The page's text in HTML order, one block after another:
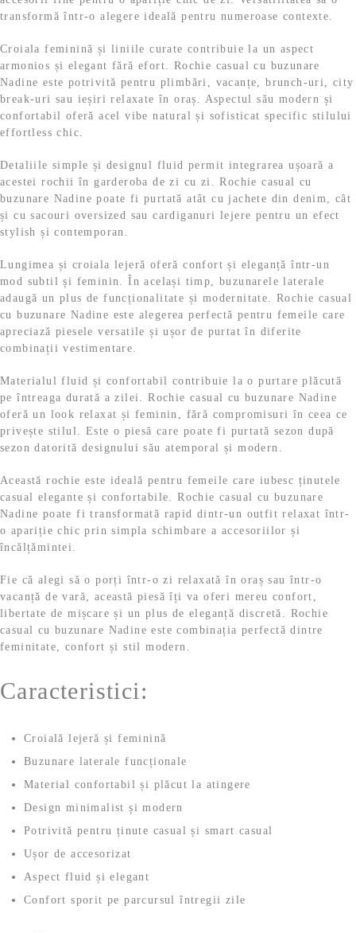
transformă într-o alegere ideală pentru numeroase contexte.
Croiala feminină și liniile curate contribuie la un aspect
armonios și elegant fără efort. Rochie casual cu buzunare
Nadine este potrivită pentru plimbări, vacanțe, brunch-uri, city
break-uri sau ieșiri relaxate în oraș. Aspectul său modern și
confortabil oferă acel vibe natural și sofisticat specific stilului
effortless chic.
Detaliile simple și designul fluid permit integrarea ușoară a
acestei rochii în garderoba de zi cu zi. Rochie casual cu
buzunare Nadine poate fi purtată atât cu jachete din denim, cât
și cu sacouri oversized sau cardiganuri lejere pentru un efect
stylish și contemporan.
Lungimea și croiala lejeră oferă confort și eleganță într-un
mod subtil și feminin. În același timp, buzunarele laterale
adaugă un plus de funcționalitate și modernitate. Rochie casual
cu buzunare Nadine este alegerea perfectă pentru femeile care
apreciază piesele versatile și ușor de purtat în diferite
combinații vestimentare.
Materialul fluid și confortabil contribuie la o purtare plăcută
pe întreaga durată a zilei. Rochie casual cu buzunare Nadine
oferă un look relaxat și feminin, fără compromisuri în ceea ce
privește stilul. Este o piesă care poate fi purtată sezon după
sezon datorită designului său atemporal și modern.
Această rochie este ideală pentru femeile care iubesc ținutele
casual elegante și confortabile. Rochie casual cu buzunare
Nadine poate fi transformată rapid dintr-un outfit relaxat într-
o apariție chic prin simpla schimbare a accesoriilor și
încălțămintei.
Fie că alegi să o porți într-o zi relaxată în oraș sau într-o
vacanță de vară, această piesă îți va oferi mereu confort,
libertate de mișcare și un plus de eleganță discretă. Rochie
casual cu buzunare Nadine este combinația perfectă dintre
feminitate, confort și stil modern.
Caracteristici:
Croială lejeră și feminină
Buzunare laterale funcționale
Material confortabil și plăcut la atingere
Design minimalist și modern
Potrivită pentru ținute casual și smart casual
Ușor de accesorizat
Aspect fluid și elegant
Confort sporit pe parcursul întregii zile